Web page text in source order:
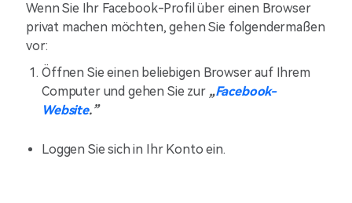
Wenn Sie Ihr Facebook-Profil über einen Browser
privat machen möchten, gehen Sie folgendermaßen
vor:
Öffnen Sie einen beliebigen Browser auf Ihrem
Computer und gehen Sie zur „Facebook-
Website.”
Loggen Sie sich in Ihr Konto ein.